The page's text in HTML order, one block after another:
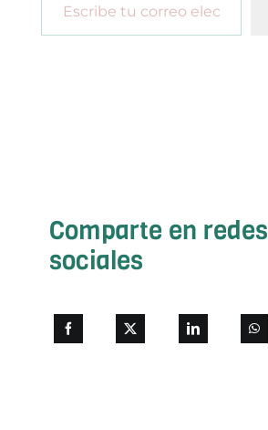
Comparte en redes
sociales